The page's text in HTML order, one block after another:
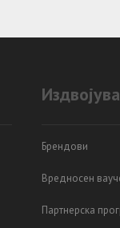
Брендови
Вредносен
Партнерска